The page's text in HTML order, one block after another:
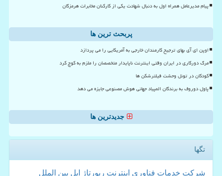
پیام مدیرعامل همراه اول به دنبال شهادت یکی از کارکنان مخابرات هرمزگان
پربحث ترین ها
اوپن ای آی بهای ترجیح کارمندان خارجی به آمریکایی را می پردازد
مرگ دورکاری در ایران وقتی اینترنت ناپایدار متخصصان را ملزم به کوچ کرد
کودکان در تونل وحشت فیلترشکن ها
پاول دوروف به برندگان المپیاد جهانی هوش مصنوعی جایزه می دهد
جدیدترین ها
تگها
شركت خدمات فناوری اینترنت رپورتاژ اپل بین الملل